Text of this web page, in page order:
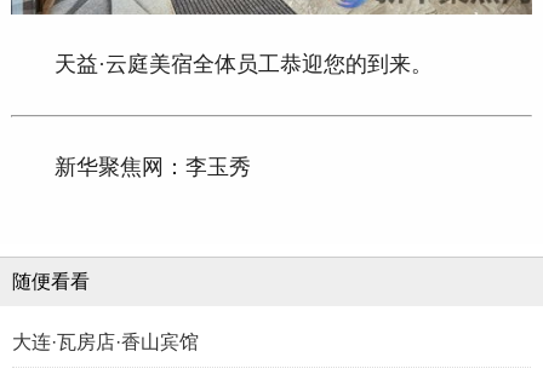
天益·云庭美宿全体员工恭迎您的到来。
新华聚焦网：李玉秀
随便看看
大连·瓦房店·香山宾馆